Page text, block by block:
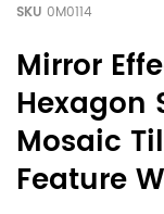
SKU 0M0114
Mirror
Hexagon
Mosaic
Feature